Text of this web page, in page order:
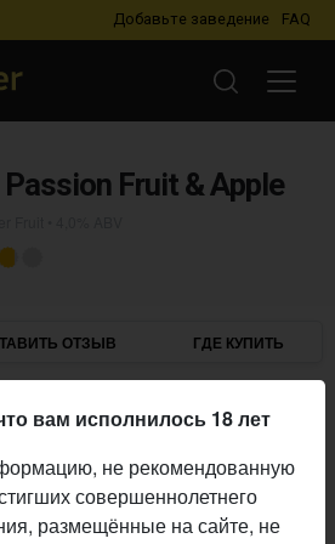
Добавьте заведение FAQ
Fruit & Apple
ОТЗЫВ ГДЕ КУПИТЬ
выпуск
вам исполнилось 18 лет
не рекомендованную
совершеннолетнего
размещённые на сайте, не